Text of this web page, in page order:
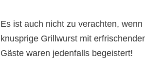
Es ist auch nicht zu verachten,
knusprige Grillwurst mit
Gäste waren jedenfalls begeistert!